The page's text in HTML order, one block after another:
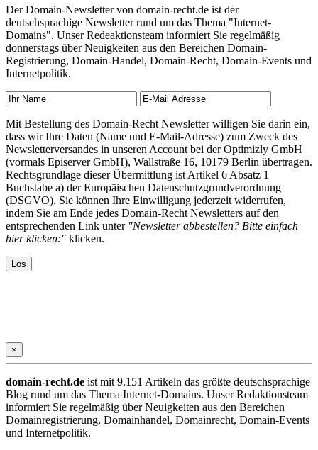
Der Domain-Newsletter von domain-recht.de ist der
deutschsprachige Newsletter rund um das Thema "Internet-
Domains". Unser Redeaktionsteam informiert Sie regelmäßig
donnerstags über Neuigkeiten aus den Bereichen Domain-
Registrierung, Domain-Handel, Domain-Recht, Domain-Events und
Internetpolitik.
Mit Bestellung des Domain-Recht Newsletter willigen Sie darin ein,
dass wir Ihre Daten (Name und E-Mail-Adresse) zum Zweck des
Newsletterversandes in unseren Account bei der Optimizly GmbH
(vormals Episerver GmbH), Wallstraße 16, 10179 Berlin übertragen.
Rechtsgrundlage dieser Übermittlung ist Artikel 6 Absatz 1
Buchstabe a) der Europäischen Datenschutzgrundverordnung
(DSGVO). Sie können Ihre Einwilligung jederzeit widerrufen,
indem Sie am Ende jedes Domain-Recht Newsletters auf den
entsprechenden Link unter "Newsletter abbestellen? Bitte einfach
hier klicken:" klicken.
×
domain-recht.de ist mit 9.151 Artikeln das größte deutschsprachige
Blog rund um das Thema Internet-Domains. Unser Redaktionsteam
informiert Sie regelmäßig über Neuigkeiten aus den Bereichen
Domainregistrierung, Domainhandel, Domainrecht, Domain-Events
und Internetpolitik.